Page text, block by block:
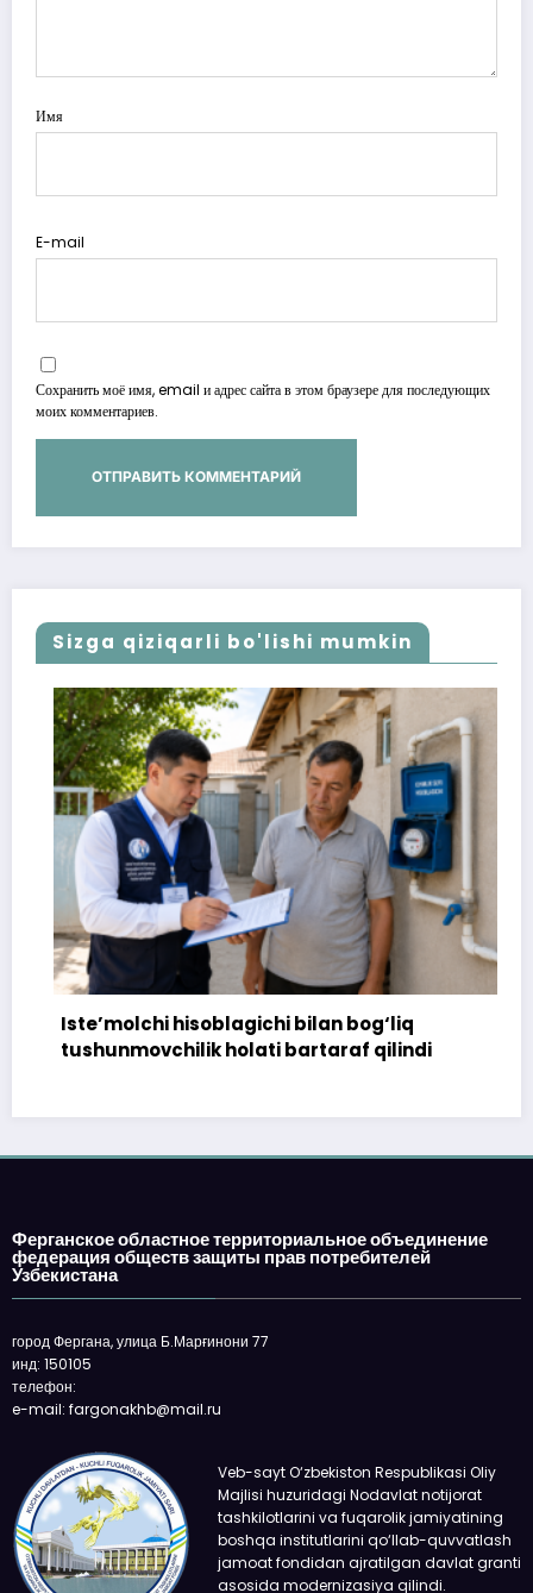
Имя
E-mail
Сохранить моё имя, email и адрес сайта в этом браузере для последующих
моих комментариев.
Sizga qiziqarli bo'lishi mumkin
Iste’molchi hisoblagichi bilan bog‘liq
tushunmovchilik holati bartaraf qilindi
Ферганское областное территориальное объединение
федерация обществ защиты прав потребителей
Узбекистана
город Фергана, улица Б.Марғинони 77
инд: 150105
телефон:
e-mail: fargonakhb@mail.ru
Veb-sayt O‘zbekiston Respublikasi Oliy
Majlisi huzuridagi Nodavlat notijorat
tashkilotlarini va fuqarolik jamiyatining
boshqa institutlarini qo‘llab-quvvatlash
jamoat fondidan ajratilgan davlat granti
asosida modernizasiya qilindi.